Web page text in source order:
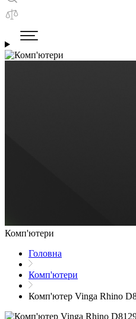
Комп'ютери
Головна
Комп'ютери
Комп'ютер Vinga Rhino